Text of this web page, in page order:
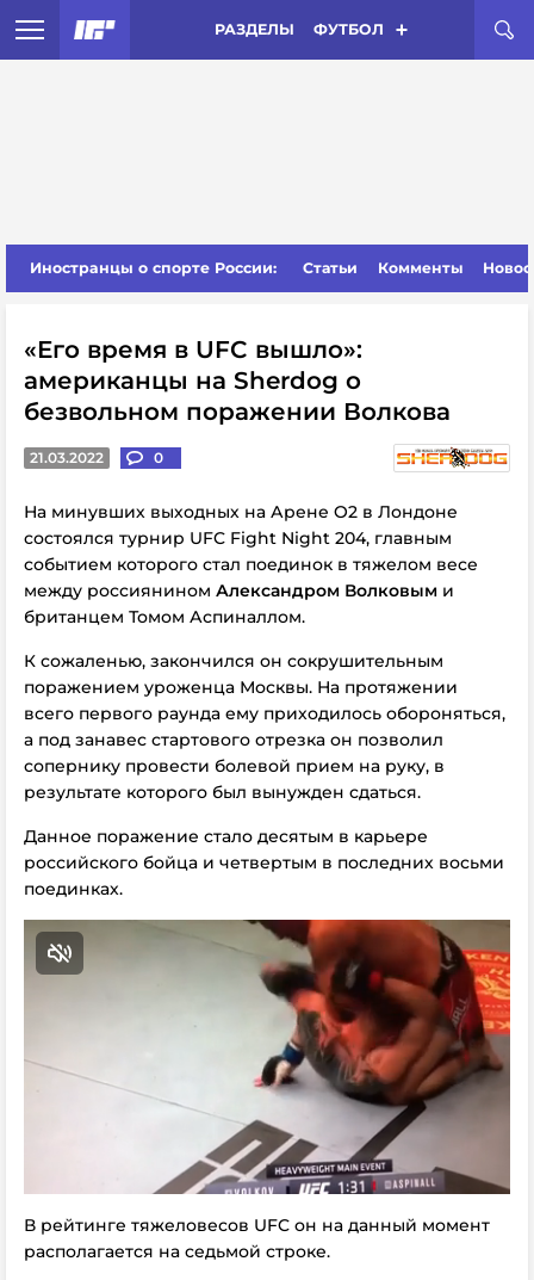
РАЗДЕЛЫ ФУТБОЛ
Иностранцы о спорте России: Статьи Комменты
«Его время в UFC вышло»:
американцы на Sherdog о
безвольном поражении Волкова
21.03.2022 0
На минувших выходных на Арене O2 в Лондоне
состоялся турнир UFC Fight Night 204, главным
событием которого стал поединок в тяжелом весе
между россиянином Александром Волковым и
британцем Томом Аспиналлом.
К сожаленью, закончился он сокрушительным
поражением уроженца Москвы. На протяжении
всего первого раунда ему приходилось обороняться,
а под занавес стартового отрезка он позволил
сопернику провести болевой прием на руку, в
результате которого был вынужден сдаться.
Данное поражение стало десятым в карьере
российского бойца и четвертым в последних восьми
поединках.
В рейтинге тяжеловесов UFC он на данный момент
располагается на седьмой строке.